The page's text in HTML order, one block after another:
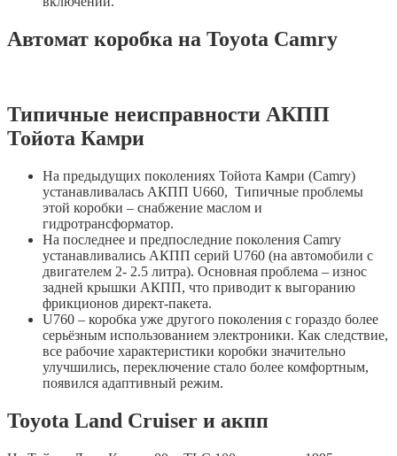
Автомат коробка на Toyota Camry
Типичные неисправности АКПП
Тойота Камри
На предыдущих поколениях Тойота Камри (Camry)
устанавливалась АКПП U660, Типичные проблемы
этой коробки – снабжение маслом и
гидротрансформатор.
На последнее и предпоследние поколения Camry
устанавливались АКПП серий U760 (на автомобили с
двигателем 2- 2.5 литра). Основная проблема – износ
задней крышки АКПП, что приводит к выгоранию
фрикционов директ-пакета.
U760 – коробка уже другого поколения с гораздо более
серьёзным использованием электроники. Как следствие,
все рабочие характеристики коробки значительно
улучшились, переключение стало более комфортным,
появился адаптивный режим.
Toyota Land Cruiser и акпп